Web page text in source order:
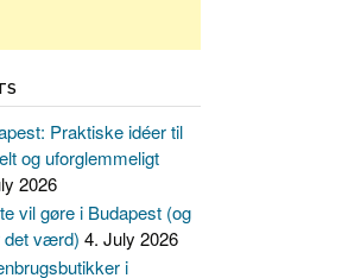
Praktiske idéer til
og uforglemmeligt
2026
vil gøre i Budapest (og
det værd) 4. July 2026
i